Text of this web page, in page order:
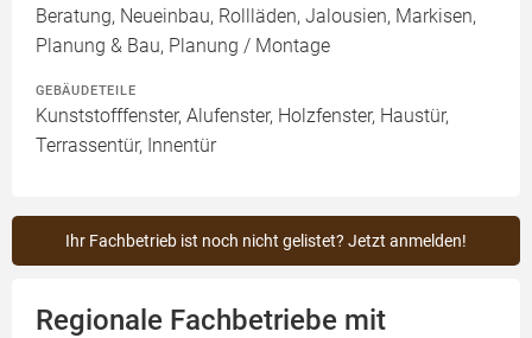
Beratung, Neueinbau, Rollläden, Jalousien, Markisen,
Planung & Bau, Planung / Montage
GEBÄUDETEILE
Kunststofffenster, Alufenster, Holzfenster, Haustür,
Terrassentür, Innentür
Ihr Fachbetrieb ist noch nicht gelistet? Jetzt anmelden!
Regionale Fachbetriebe mit